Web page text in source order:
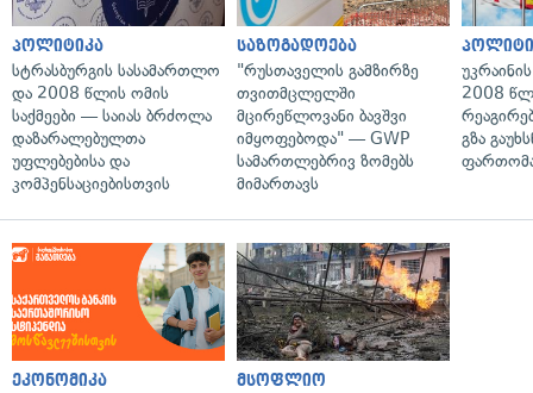
პოლიტიკა
სტრასბურგის სასამართლო
და 2008 წლის ომის
საქმეები — საიას ბრძოლა
დაზარალებულთა
უფლებებისა და
კომპენსაციებისთვის
საზოგადოება
"რუსთაველის გამზირზე
თვითმცლელში
მცირეწლოვანი ბავშვი
იმყოფებოდა" — GWP
სამართლებრივ ზომებს
მიმართავს
2008
გზა
ეკონომიკა მსოფლიო